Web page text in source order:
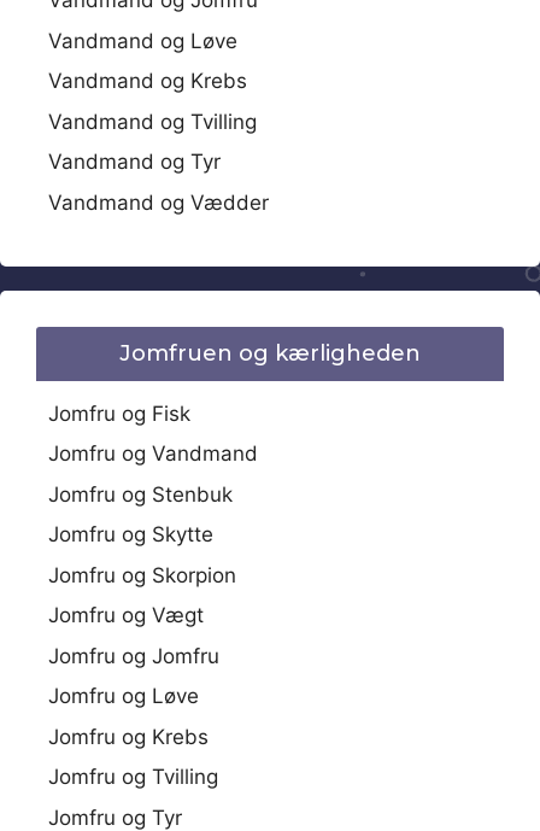
Vandmand og Løve
Vandmand og Krebs
Vandmand og Tvilling
Vandmand og Tyr
Vandmand og Vædder
Jomfruen og kærligheden
Jomfru og Fisk
Jomfru og Vandmand
Jomfru og Stenbuk
Jomfru og Skytte
Jomfru og Skorpion
Jomfru og Vægt
Jomfru og Jomfru
Jomfru og Løve
Jomfru og Krebs
Jomfru og Tvilling
Jomfru og Tyr